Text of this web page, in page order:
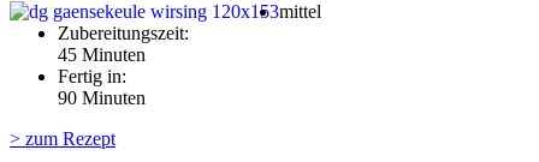
mittel
Zubereitungszeit:
45 Minuten
Fertig in:
90 Minuten
> zum Rezept